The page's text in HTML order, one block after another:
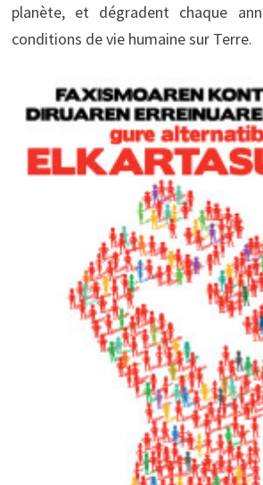
planète, et dégradent chaque
conditions de vie humaine sur Terre.